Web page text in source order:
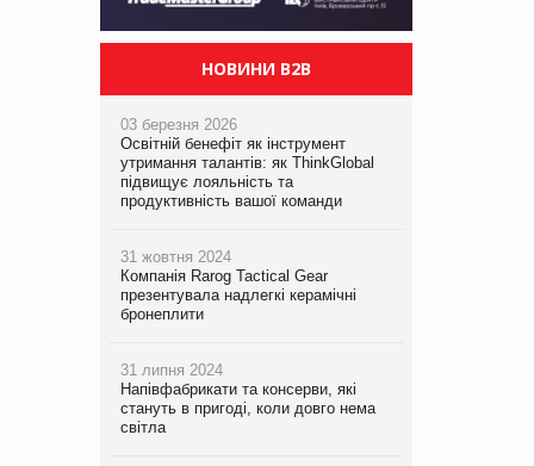
НОВИНИ B2B
03 березня 2026
Освітній бенефіт як інструмент
утримання талантів: як ThinkGlobal
підвищує лояльність та
продуктивність вашої команди
31 жовтня 2024
Компанія Rarog Tactical Gear
презентувала надлегкі керамічні
бронеплити
31 липня 2024
Напівфабрикати та консерви, які
стануть в пригоді, коли довго нема
світла